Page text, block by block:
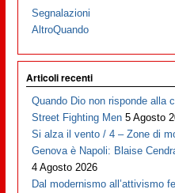
Segnalazioni
AltroQuando
Articoli recenti
Quando Dio non risponde alla
Street Fighting Men 5 Agosto
Si alza il vento / 4 – Zone di
Genova è Napoli: Blaise
4 Agosto 2026
Dal modernismo all’attivismo